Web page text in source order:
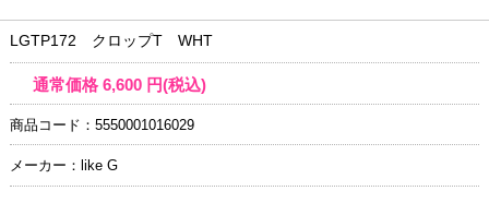
LGTP172 クロップT WHT
通常価格 6,600円(税込)
商品コード：5550001016029
メーカー：like G